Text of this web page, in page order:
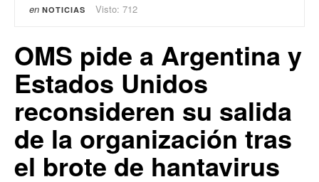
en NOTICIAS Visto: 712
OMS pide a Argentina y
Estados Unidos
reconsideren su salida
de la organización tras
el brote de hantavirus